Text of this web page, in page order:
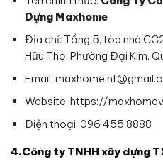
Dựng Maxhome
Địa chỉ: Tầng 5, tòa nhà
Hữu Thọ, Phường Đại Kim,
Email:
Website: https://
Điện thoại: 096 455 8888
4.Công ty TNHH xây dựng